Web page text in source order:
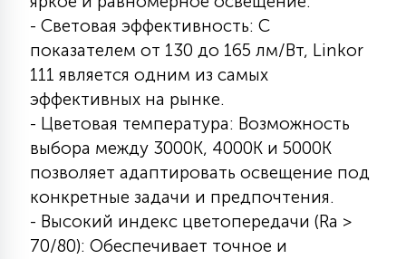
- Световая эффективность: С
показателем от 130 до 165 лм/Вт, Linkor
111 является одним из самых
эффективных на рынке.
- Цветовая температура: Возможность
выбора между 3000К, 4000К и 5000К
позволяет адаптировать освещение под
конкретные задачи и предпочтения.
- Высокий индекс цветопередачи (Ra >
70/80): Обеспечивает точное и